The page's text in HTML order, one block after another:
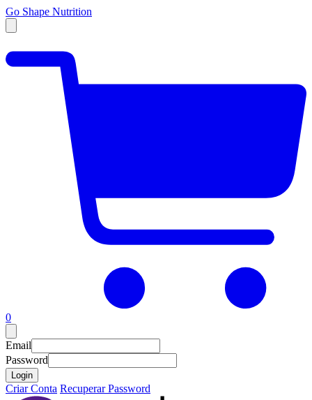
Go Shape Nutrition
0
Email
Password
Login
Criar Conta Recuperar Password